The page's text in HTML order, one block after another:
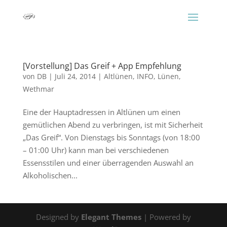
[Vorstellung] Das Greif + App Empfehlung
von DB| Juli 24, 2014| Altlünen, INFO, Lünen,
Wethmar
Eine der Hauptadressen in Altlünen um einen
gemütlichen Abend zu verbringen, ist mit Sicherheit
„Das Greif“. Von Dienstags bis Sonntags (von 18:00
– 01:00 Uhr) kann man bei verschiedenen
Essensstilen und einer überragenden Auswahl an
Alkoholischen...
Designed by Elegant Themes| Powered by